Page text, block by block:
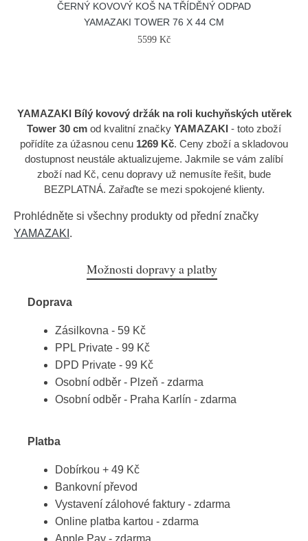
ČERNÝ KOVOVÝ KOŠ NA TŘÍDĚNÝ ODPAD
YAMAZAKI TOWER 76 X 44 CM
5599 Kč
YAMAZAKI Bílý kovový držák na roli kuchyňských utěrek
Tower 30 cm od kvalitní značky YAMAZAKI - toto zboží
pořídíte za úžasnou cenu 1269 Kč. Ceny zboží a skladovou
dostupnost neustále aktualizujeme. Jakmile se vám zalíbí
zboží nad Kč, cenu dopravy už nemusíte řešit, bude
BEZPLATNÁ. Zařaďte se mezi spokojené klienty.
Prohlédněte si všechny produkty od přední značky
YAMAZAKI .
Možnosti dopravy a platby
Doprava
Zásilkovna - 59 Kč
PPL Private - 99 Kč
DPD Private - 99 Kč
Osobní odběr - Plzeň - zdarma
Osobní odběr - Praha Karlín - zdarma
Platba
Dobírkou + 49 Kč
Bankovní převod
Vystavení zálohové faktury - zdarma
Online platba kartou - zdarma
Apple Pay - zdarma